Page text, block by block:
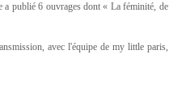
a publié 6 ouvrages dont « La féminité, de
avec l'équipe de my little paris,